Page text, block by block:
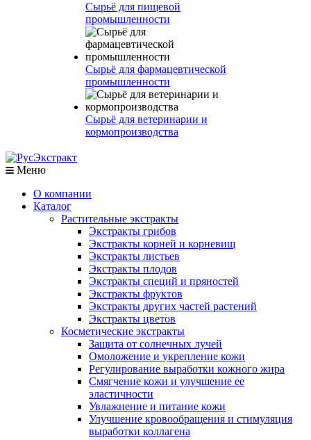
Сырьё для пищевой
промышленности
Сырьё для фармацевтической
промышленности
Сырьё для ветеринарии и
кормопроизводства
Меню
О компании
Каталог
Растительные экстракты
Экстракты грибов
Экстракты корней и корневищ
Экстракты листьев
Экстракты плодов
Экстракты специй и пряностей
Экстракты фруктов
Экстракты других частей растений
Экстракты цветов
Косметические экстракты
Защита от солнечных лучей
Омоложение и укрепление кожи
Регулирование выработки кожного жира
Смягчение кожи и улучшение ее
эластичности
Увлажнение и питание кожи
Улучшение кровообращения и стимуляция
выработки коллагена